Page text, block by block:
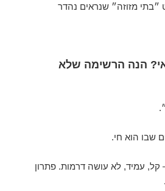
מזוזה״ שנראים נהדר
הנה הרשימה שלא
שבו הוא חי.
קל, עמיד, לא עושה דרמות. פתרון